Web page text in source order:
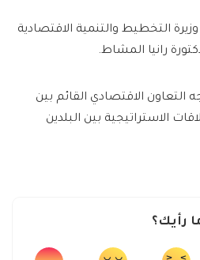
التخطيط والتنمية الاقتصادية
رانيا المشاط.
التعاون الاقتصادي القائم بين
الاستراتيجية بين البلدين
رأيك؟